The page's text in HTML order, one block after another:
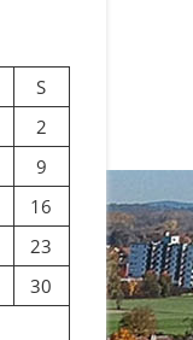
S
2
9
16
23
30